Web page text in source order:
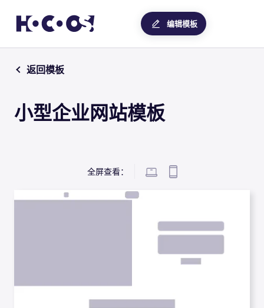
编辑模板
返回模板
小型企业网站模板
全屏查看：